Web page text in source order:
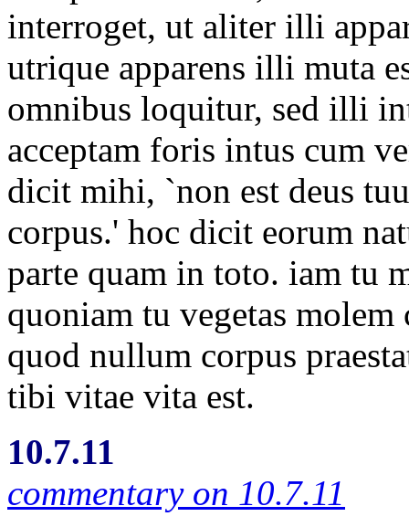
interroget, ut aliter illi
utrique apparens illi muta
omnibus loquitur, sed illi
acceptam foris intus cum
dicit mihi, `non est deus
corpus.' hoc dicit eorum
parte quam in toto. iam tu
quoniam tu vegetas
quod nullum corpus
tibi vitae vita est.
10.7.11
commentary on 10.7.11